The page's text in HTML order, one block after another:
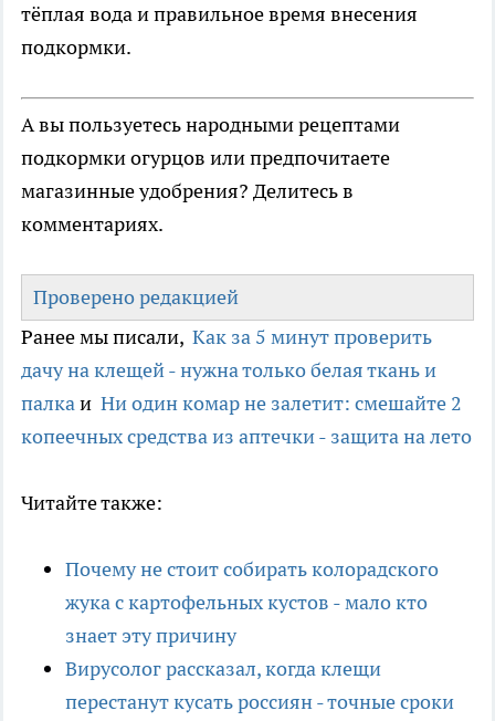
тёплая вода и правильное время внесения
подкормки.
А вы пользуетесь народными рецептами
подкормки огурцов или предпочитаете
магазинные удобрения? Делитесь в
комментариях.
Проверено редакцией
Ранее мы писали, Как за 5 минут проверить
дачу на клещей - нужна только белая ткань и
палкаи Ни один комар не залетит: смешайте 2
копеечных средства из аптечки - защита на лето
Читайте также:
Почему не стоит собирать колорадского
жука с картофельных кустов - мало кто
знает эту причину
Вирусолог рассказал, когда клещи
перестанут кусать россиян - точные сроки